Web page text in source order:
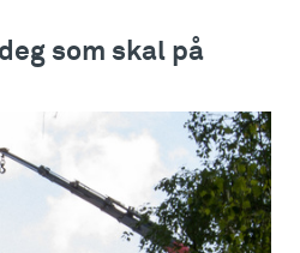
som skal på